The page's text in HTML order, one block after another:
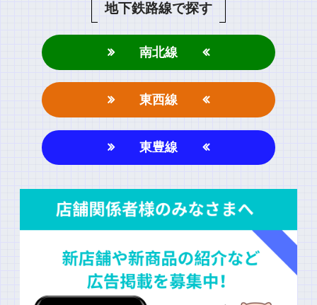
地下鉄路線で探す
南北線
東西線
東豊線